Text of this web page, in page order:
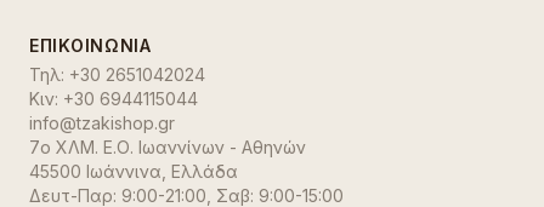
ΕΠΙΚΟΙΝΩΝΊΑ
Τηλ: +30 2651042024
Κιν: +30 6944115044
info@tzakishop.gr
7ο ΧΛΜ. Ε.Ο. Ιωαννίνων - Αθηνών
45500 Ιωάννινα Ελλάδα
Δευτ-Παρ: 9:00-21:00, Σαβ: 9:00-15:00